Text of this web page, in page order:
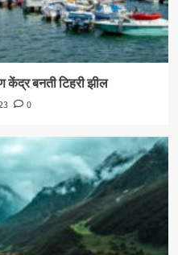
बनती टिहरी झील
0